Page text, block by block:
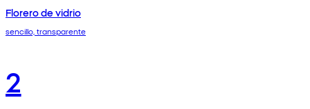
Florero de vidrio
sencillo, transparente
2